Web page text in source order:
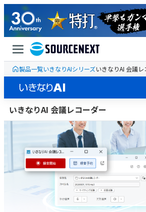
製品一覧いきなりAIシリーズいきなりAI 会議
ラインナップ
ライセンス販売
いきなりAI 会議レコーダー